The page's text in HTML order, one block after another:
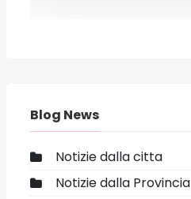
Blog News
Notizie dalla citta
Notizie dalla Provincia